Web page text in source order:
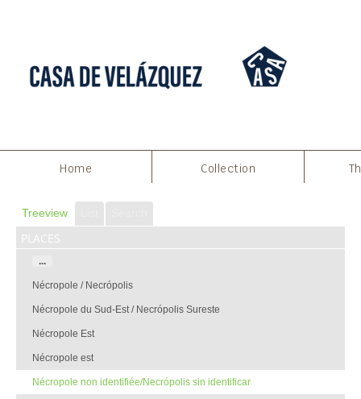
Home Collection
Treeview
places
...
Nécropole / Necrópolis
Nécropole du Sud-Est / Necrópolis Sureste
Nécropole Est
Nécropole est
Nécropole non identifiée/Necrópolis sin identificar